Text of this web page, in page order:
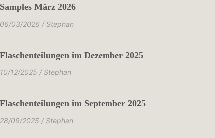
Samples März 2026
06/03/2026 / Stephan
Flaschenteilungen im Dezember 2025
10/12/2025 / Stephan
Flaschenteilungen im September 2025
28/09/2025 / Stephan